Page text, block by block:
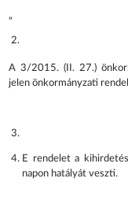
„
A 3/2015. (II. 27.)
jelen önkormányzati
E rendelet a
napon hatályát veszti.